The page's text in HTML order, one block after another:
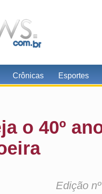
Crônicas Esportes
o 40º
Edição